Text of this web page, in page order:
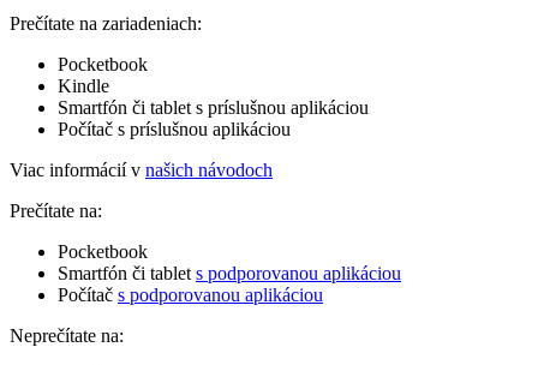
Prečítate na zariadeniach:
Pocketbook
Kindle
Smartfón či tablet s príslušnou aplikáciou
Počítač s príslušnou aplikáciou
Viac informácií v našich návodoch
Prečítate na:
Pocketbook
Smartfón či tablet s podporovanou aplikáciou
Počítač s podporovanou aplikáciou
Neprečítate na: